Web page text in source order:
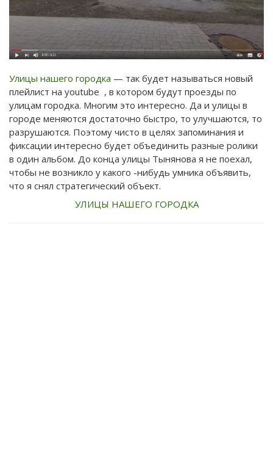
Улицы нашего городка — так будет называться новый
плейлист на youtube , в котором будут проезды по
улицам городка. Многим это интересно. Да и улицы в
городе меняются достаточно быстро, то улучшаются, то
разрушаются. Поэтому чисто в целях запоминания и
фиксации интересно будет объединить разные ролики
в один альбом. До конца улицы Тынянова я не поехал,
чтобы не возникло у какого -нибудь умника объявить,
что я снял стратегический объект.
УЛИЦЫ НАШЕГО ГОРОДКА